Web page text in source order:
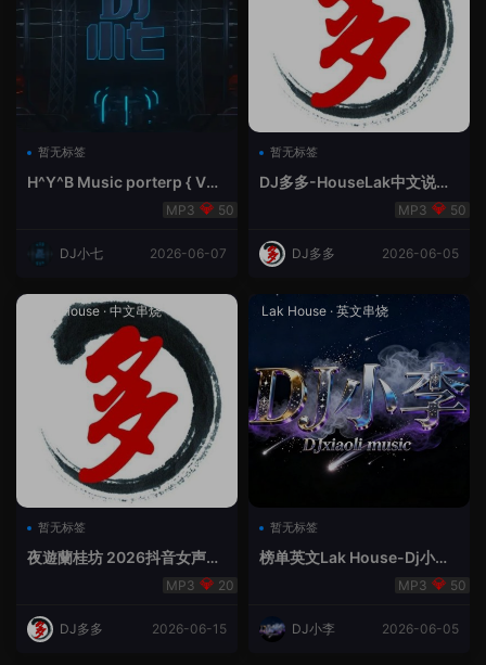
暂无标签
H^Y^B Music porterp { V总
50
DJ小七 2026-06-07
暂无标签
DJ多多-HouseLak中文说唱
50
DJ多多 2026-06-05
Prog House · 中文串烧
暂无标签
夜遊蘭桂坊 2026抖音女声整
合（DJ多多DJ尾巴）
20
DJ多多 2026-06-15
Lak House · 英文串烧
暂无标签
榜单英文Lak House-Dj小李
50
DJ小李 2026-06-05